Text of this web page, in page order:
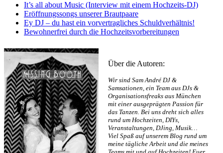
It’s all about Music (Interview mit einem Hochzeits-DJ)
Eröffnungssongs unserer Brautpaare
Ey DJ – du hast ein vorvertragliches Schuldverhältnis!
Bewohnerfrei durch die Hochzeitsvorbereitungen
Über die Autoren:
Wir sind Sam André DJ &
Samsationen, ein Team aus DJs &
Organisationsfreaks aus München
mit einer ausgeprägten Passion für
das Tanzen. Bei uns dreht sich alles
rund um Hochzeiten, DIYs,
Veranstaltungen, DJing, Musik…
Viel Spaß auf unserem Blog rund um
meine tägliche Arbeit und die meines